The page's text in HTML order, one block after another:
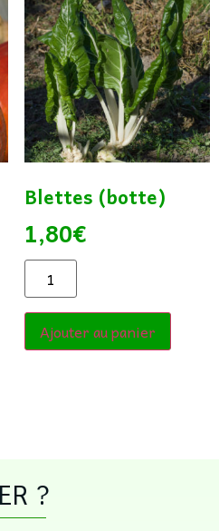
Blettes (botte)
1,80€
Ajouter au panier
?